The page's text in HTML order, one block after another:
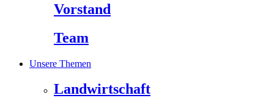
Vorstand
Team
Unsere Themen
Landwirtschaft